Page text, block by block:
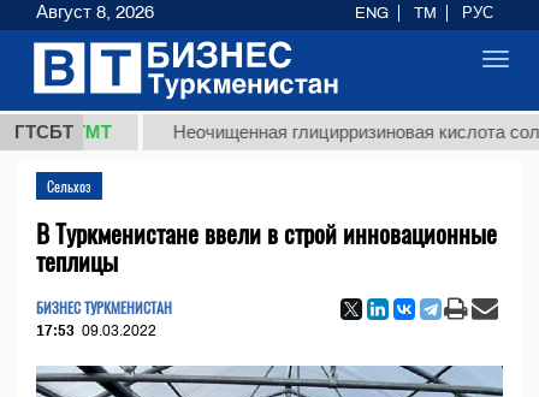
ГТСБТ
ТМТ Неочищенная глицирризиновая кислота
Сельхоз
В Туркменистане ввели в строй инновационные
теплицы
БИЗНЕС ТУРКМЕНИСТАН
17:53 09.03.2022
Август 8, 2026 ENG TM РУС